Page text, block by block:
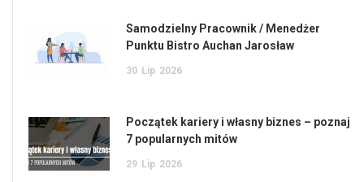
Samodzielny Pracownik / Menedżer
Punktu Bistro Auchan Jarosław
30 Lip 2026
Początek kariery i własny biznes – poznaj
7 popularnych mitów
29 Lip 2026